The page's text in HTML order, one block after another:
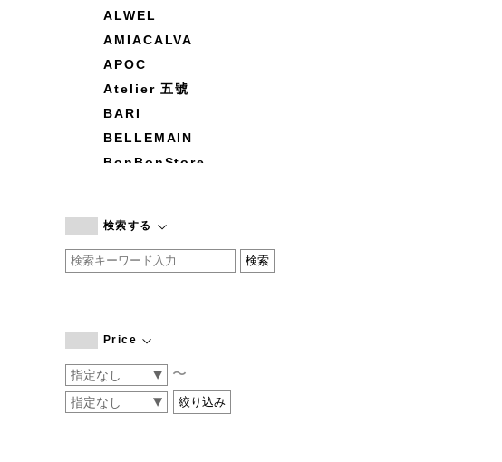
ALWEL
AMIACALVA
APOC
Atelier 五號
BARI
BELLEMAIN
BonBonStore
by basics
CATWORTH
COGTHEBIGSMOKE
CONVERSE
DEAN & DELUCA
検索する
Price
〜